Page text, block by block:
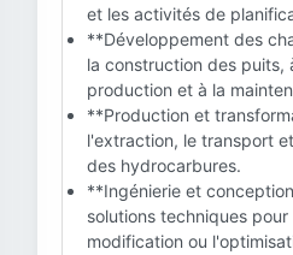
et les activités de
**Développement des
la construction des puits,
production et à la
**Production et
l'extraction, le transport
des hydrocarbures.
**Ingénierie et
solutions techniques
modification ou